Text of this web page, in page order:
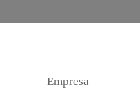
Empresa